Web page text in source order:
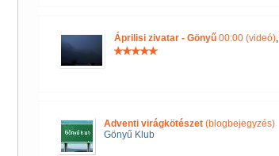
Áprilisi zivatar - Gönyű00:00 (videó),
Adventi virágkötészet(blogbejegyzés)
Gönyű Klub